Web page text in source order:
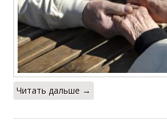
Читать дальше →